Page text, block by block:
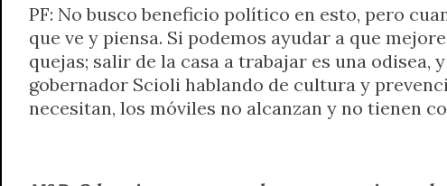
PF: No busco beneficio político en esto, pero
que ve y piensa. Si podemos ayudar a que
quejas; salir de la casa a trabajar es una
gobernador Scioli hablando de cultura y
necesitan, los móviles no alcanzan y no tienen